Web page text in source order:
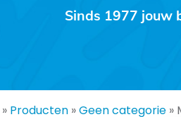
Sinds 1977 jouw
» Producten »Geen categorie »